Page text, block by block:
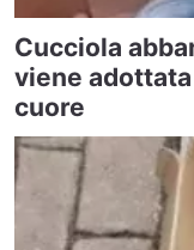
Cucciola
viene
cuore